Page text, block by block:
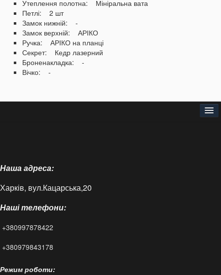
Утеплення полотна: Мініральна вата
Петлі: 2 шт
Замок нижній: -
Замок верхній: АРІКО
Ручка: АРІКО на планці
Секрет: Кедр лазерний
Броненакладка: -
Вічко: -
Доставка і оплата
Контакти
Статті
FAQ
Наша адреса:
Харків, вул.Кацарська,20
Наші телефони:
+380997878422
+380979843178
Режим роботи: